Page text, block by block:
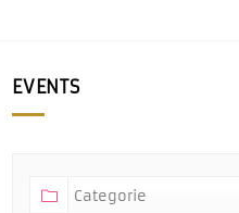
EVENTS